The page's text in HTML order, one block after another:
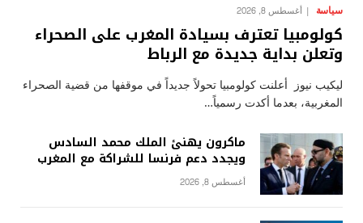
سياسة أغسطس 8, 2026
كولومبيا تعترف بسيادة المغرب على الصحراء
وتعلن بداية جديدة مع الرباط
ليكيب نيوز أعلنت كولومبيا تحولاً جديداً في موقفها من قضية الصحراء
المغربية، بعدما أكدت رسمياً…
ماكرون يهنئ الملك محمد السادس
ويجدد دعم فرنسا للشراكة مع المغرب
أغسطس 8, 2026